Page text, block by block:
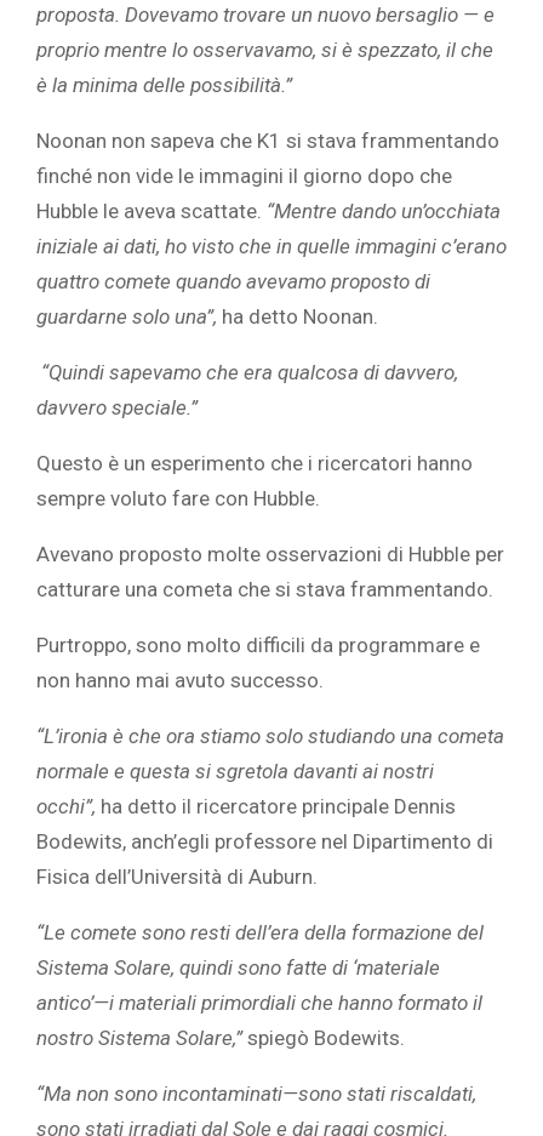
proposta. Dovevamo trovare un nuovo bersaglio — e
proprio mentre lo osservavamo, si è spezzato, il che
è la minima delle possibilità.”
Noonan non sapeva che K1 si stava frammentando
finché non vide le immagini il giorno dopo che
Hubble le aveva scattate. “Mentre dando un’occhiata
iniziale ai dati, ho visto che in quelle immagini c’erano
quattro comete quando avevamo proposto di
guardarne solo una”, ha detto Noonan.
“Quindi sapevamo che era qualcosa di davvero,
davvero speciale.”
Questo è un esperimento che i ricercatori hanno
sempre voluto fare con Hubble.
Avevano proposto molte osservazioni di Hubble per
catturare una cometa che si stava frammentando.
Purtroppo, sono molto difficili da programmare e
non hanno mai avuto successo.
“L’ironia è che ora stiamo solo studiando una cometa
normale e questa si sgretola davanti ai nostri
occhi”, ha detto il ricercatore principale Dennis
Bodewits, anch’egli professore nel Dipartimento di
Fisica dell’Università di Auburn.
“Le comete sono resti dell’era della formazione del
Sistema Solare, quindi sono fatte di ‘materiale
antico’—i materiali primordiali che hanno formato il
nostro Sistema Solare,” spiegò Bodewits.
“Ma non sono incontaminati—sono stati riscaldati,
sono stati irradiati dal Sole e dai raggi cosmici.